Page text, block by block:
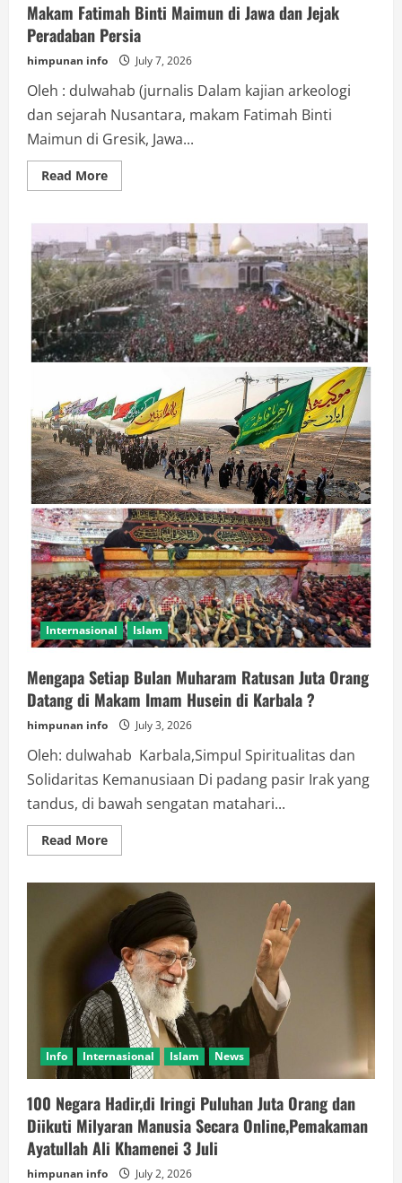
Makam Fatimah Binti Maimun di Jawa dan Jejak
Peradaban Persia
himpunan info July 7, 2026
Oleh : dulwahab (jurnalis Dalam kajian arkeologi
dan sejarah Nusantara, makam Fatimah Binti
Maimun di Gresik, Jawa...
Read MoreRead
more
Fatimah
Binti
Maimun
di
Jawa
dan
Jejak
Peradaban
Persia
Internasional Islam
Mengapa Setiap Bulan Muharam Ratusan Juta Orang
Datang di Makam Imam Husein di Karbala ?
himpunan info July 3, 2026
Oleh: dulwahab Karbala,Simpul Spiritualitas dan
Solidaritas Kemanusiaan Di padang pasir Irak yang
tandus, di bawah sengatan matahari...
Read MoreRead
more
Setiap
Bulan
Muharam
Ratusan
Orang
Datang
di
Makam
Imam
Husein
di
Karbala
?
Info Internasional Islam News
100 Negara Hadir,di Iringi Puluhan Juta Orang dan
Diikuti Milyaran Manusia Secara Online,Pemakaman
Ayatullah Ali Khamenei 3 Juli
himpunan info July 2, 2026